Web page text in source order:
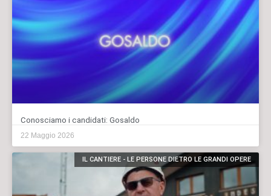
Conosciamo i candidati: Gosaldo
22 Maggio 2026
IL CANTIERE - LE PERSONE DIETRO LE GRANDI OPERE